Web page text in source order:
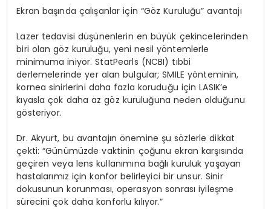
Ekran başında çalışanlar için “Göz Kuruluğu” avantajı
Lazer tedavisi düşünenlerin en büyük çekincelerinden
biri olan göz kuruluğu, yeni nesil yöntemlerle
minimuma iniyor. StatPearls (NCBI) tıbbi
derlemelerinde yer alan bulgular; SMILE yönteminin,
kornea sinirlerini daha fazla koruduğu için LASIK’e
kıyasla çok daha az göz kuruluğuna neden olduğunu
gösteriyor.
Dr. Akyurt, bu avantajın önemine şu sözlerle dikkat
çekti: “Günümüzde vaktinin çoğunu ekran karşısında
geçiren veya lens kullanımına bağlı kuruluk yaşayan
hastalarımız için konfor belirleyici bir unsur. Sinir
dokusunun korunması, operasyon sonrası iyileşme
sürecini çok daha konforlu kılıyor.”